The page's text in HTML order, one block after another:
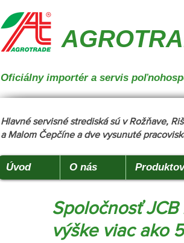
Oficiálny importér a servis
Hlavné servisné strediská sú v Rožňave,
a Malom Čepčíne a dve vysunuté
Úvod O nás
Spoločnosť
výške viac ako